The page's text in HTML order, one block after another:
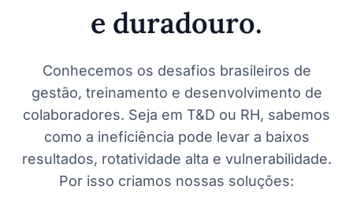
e duradouro.
Conhecemos os desafios brasileiros de
gestão, treinamento e desenvolvimento de
colaboradores. Seja em T&D ou RH, sabemos
como a ineficiência pode levar a baixos
resultados, rotatividade alta e vulnerabilidade.
Por isso criamos nossas soluções: